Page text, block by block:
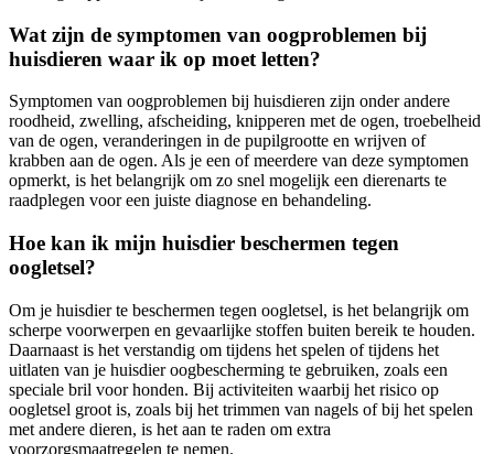
Wat zijn de symptomen van oogproblemen bij
huisdieren waar ik op moet letten?
Symptomen van oogproblemen bij huisdieren zijn onder andere
roodheid, zwelling, afscheiding, knipperen met de ogen, troebelheid
van de ogen, veranderingen in de pupilgrootte en wrijven of
krabben aan de ogen. Als je een of meerdere van deze symptomen
opmerkt, is het belangrijk om zo snel mogelijk een dierenarts te
raadplegen voor een juiste diagnose en behandeling.
Hoe kan ik mijn huisdier beschermen tegen
oogletsel?
Om je huisdier te beschermen tegen oogletsel, is het belangrijk om
scherpe voorwerpen en gevaarlijke stoffen buiten bereik te houden.
Daarnaast is het verstandig om tijdens het spelen of tijdens het
uitlaten van je huisdier oogbescherming te gebruiken, zoals een
speciale bril voor honden. Bij activiteiten waarbij het risico op
oogletsel groot is, zoals bij het trimmen van nagels of bij het spelen
met andere dieren, is het aan te raden om extra
voorzorgsmaatregelen te nemen.